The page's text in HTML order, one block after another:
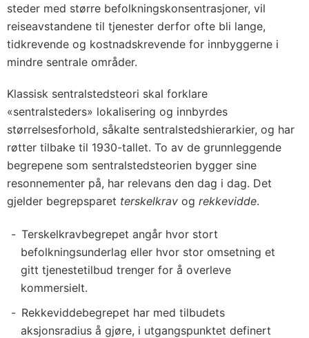
steder med større befolkningskonsentrasjoner, vil
reiseavstandene til tjenester derfor ofte bli lange,
tidkrevende og kostnadskrevende for innbyggerne i
mindre sentrale områder.
Klassisk sentralstedsteori skal forklare
«sentralsteders» lokalisering og innbyrdes
størrelsesforhold, såkalte sentralstedshierarkier, og har
røtter tilbake til 1930-tallet. To av de grunnleggende
begrepene som sentralstedsteorien bygger sine
resonnementer på, har relevans den dag i dag. Det
gjelder begrepsparet terskelkrav og rekkevidde.
Terskelkravbegrepet angår hvor stort
befolkningsunderlag eller hvor stor omsetning et
gitt tjenestetilbud trenger for å overleve
kommersielt.
Rekkeviddebegrepet har med tilbudets
aksjonsradius å gjøre, i utgangspunktet definert